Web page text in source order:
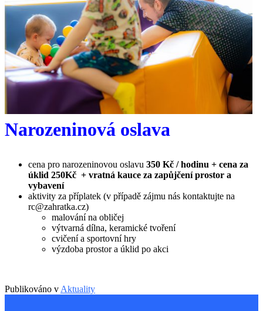
Narozeninová oslava
cena pro narozeninovou oslavu 350 Kč / hodinu + cena za
úklid 250Kč + vratná kauce za zapůjčení prostor a
vybavení
aktivity za příplatek (v případě zájmu nás kontaktujte na
rc@zahratka.cz)
malování na obličej
výtvarná dílna, keramické tvoření
cvičení a sportovní hry
výzdoba prostor a úklid po akci
Publikováno v Aktuality